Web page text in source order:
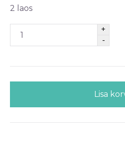
2 laos
Lisa